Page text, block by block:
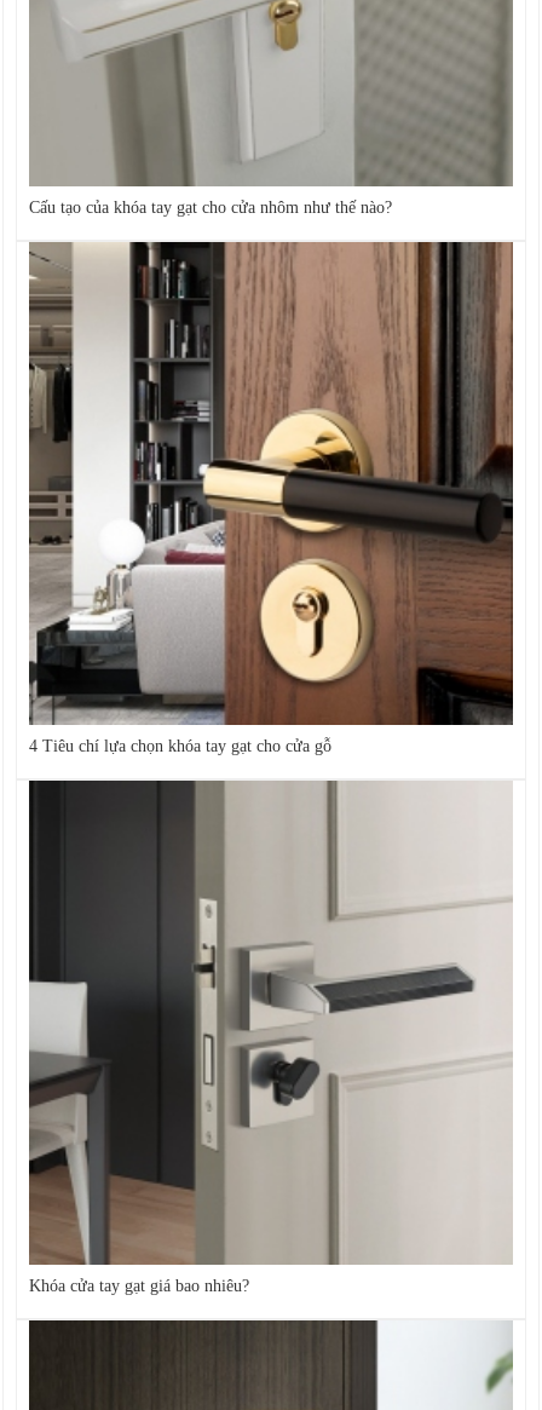
Cấu tạo của khóa tay gạt cho cửa nhôm như thế nào?
4 Tiêu chí lựa chọn khóa tay gạt cho cửa gỗ
Khóa cửa tay gạt giá bao nhiêu?